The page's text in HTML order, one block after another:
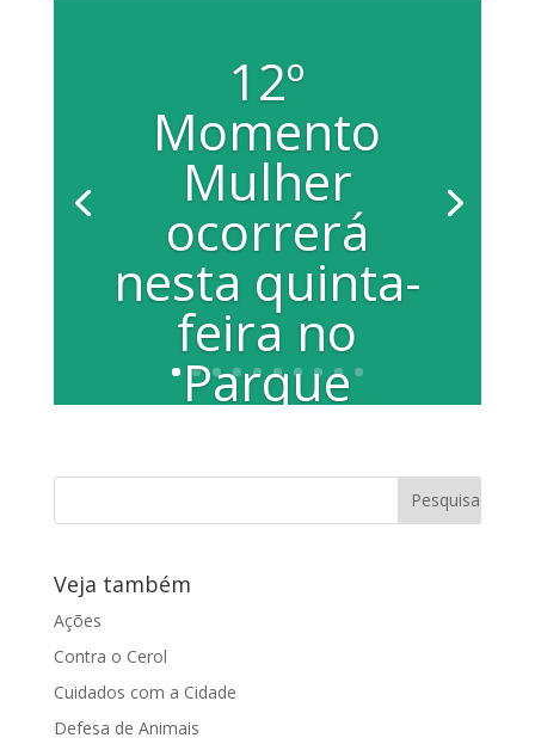
12º
Momento
Mulher
ocorrerá
nesta quinta-
feira no
Parque
Por Francisco de Assis Bergamin Nesta
Veja também
Ações
Contra o Cerol
Cuidados com a Cidade
Defesa de Animais